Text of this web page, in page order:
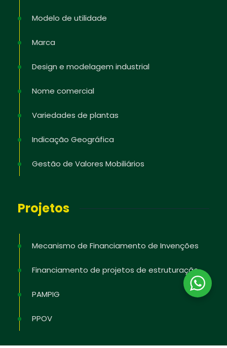
Modelo de utilidade
Marca
Design e modelagem industrial
Nome comercial
Variedades de plantas
Indicação Geográfica
Gestão de Valores Mobiliários
Projetos
Mecanismo de Financiamento de Invenções
Financiamento de projetos de estruturação
PAMPIG
PPOV